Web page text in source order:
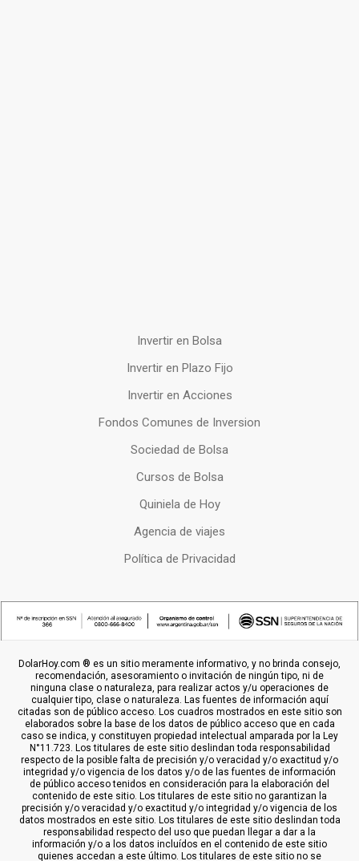
Invertir en Bolsa
Invertir en Plazo Fijo
Invertir en Acciones
Fondos Comunes de Inversion
Sociedad de Bolsa
Cursos de Bolsa
Quiniela de Hoy
Agencia de viajes
Política de Privacidad
DolarHoy.com ® es un sitio meramente informativo, y no brinda consejo,
recomendación, asesoramiento o invitación de ningún tipo, ni de
ninguna clase o naturaleza, para realizar actos y/u operaciones de
cualquier tipo, clase o naturaleza. Las fuentes de información aquí
citadas son de público acceso. Los cuadros mostrados en este sitio son
elaborados sobre la base de los datos de público acceso que en cada
caso se indica, y constituyen propiedad intelectual amparada por la Ley
N°11.723. Los titulares de este sitio deslindan toda responsabilidad
respecto de la posible falta de precisión y/o veracidad y/o exactitud y/o
integridad y/o vigencia de los datos y/o de las fuentes de información
de público acceso tenidos en consideración para la elaboración del
contenido de este sitio. Los titulares de este sitio no garantizan la
precisión y/o veracidad y/o exactitud y/o integridad y/o vigencia de los
datos mostrados en este sitio. Los titulares de este sitio deslindan toda
responsabilidad respecto del uso que puedan llegar a dar a la
información y/o a los datos incluídos en el contenido de este sitio
quienes accedan a este último. Los titulares de este sitio no se